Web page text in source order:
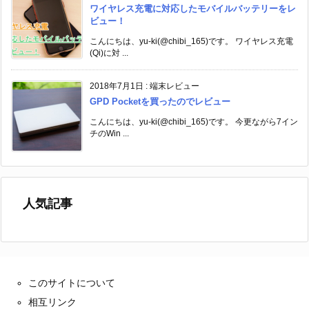
ワイヤレス充電に対応したモバイルバッテリーをレ
ビュー！
こんにちは、yu-ki(@chibi_165)です。 ワイヤレス充電
(Qi)に対 ...
2018年7月1日 : 端末レビュー
GPD Pocketを買ったのでレビュー
こんにちは、yu-ki(@chibi_165)です。 今更ながら7イン
チのWin ...
人気記事
このサイトについて
相互リンク